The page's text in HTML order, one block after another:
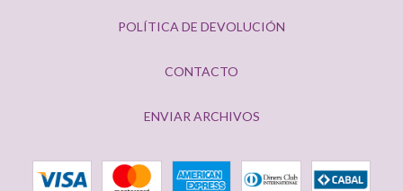
POLÍTICA DE DEVOLUCIÓN
CONTACTO
ENVIAR ARCHIVOS